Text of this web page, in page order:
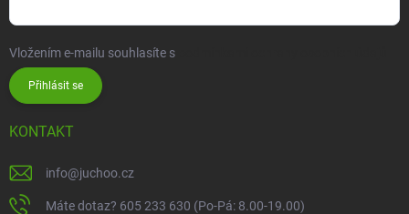
Vložením e-mailu souhlasíte s
Přihlásit se
KONTAKT
info@juchoo.cz
Máte dotaz? 605 233 630 (Po-Pá: 8.00-19.00)